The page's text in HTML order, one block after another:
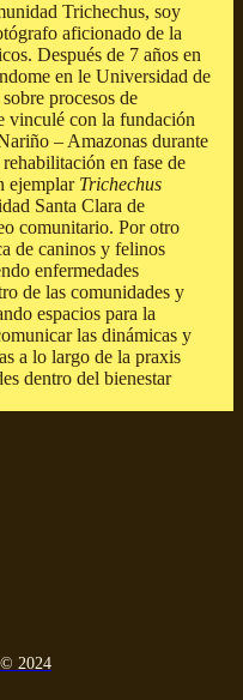
Trichechus, soy
aficionado de la
Después de 7 años en
en le Universidad de
procesos de
vinculé con la fundación
– Amazonas durante
en fase de
ejemplar Trichechus
Santa Clara de
comunitario. Por otro
de caninos y felinos
enfermedades
de las comunidades y
espacios para la
las dinámicas y
a lo largo de la praxis
dentro del bienestar
2024